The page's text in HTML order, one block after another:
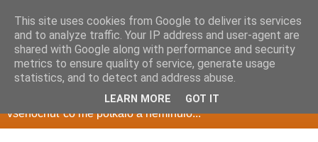
Milduv blog
vsehochuť co me potkalo a neminulo...
This site uses cookies from Google to deliver its services
and to analyze traffic. Your IP address and user-agent are
shared with Google along with performance and security
metrics to ensure quality of service, generate usage
statistics, and to detect and address abuse.
LEARN MORE GOT IT